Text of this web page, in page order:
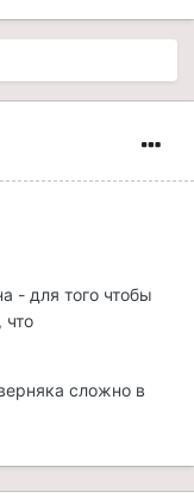
- для того чтобы
что
сложно в